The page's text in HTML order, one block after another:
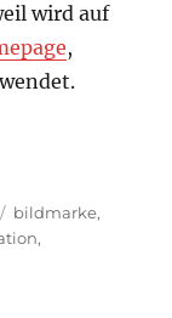
wird auf
,
Schlagwörter
bildmarke,
,